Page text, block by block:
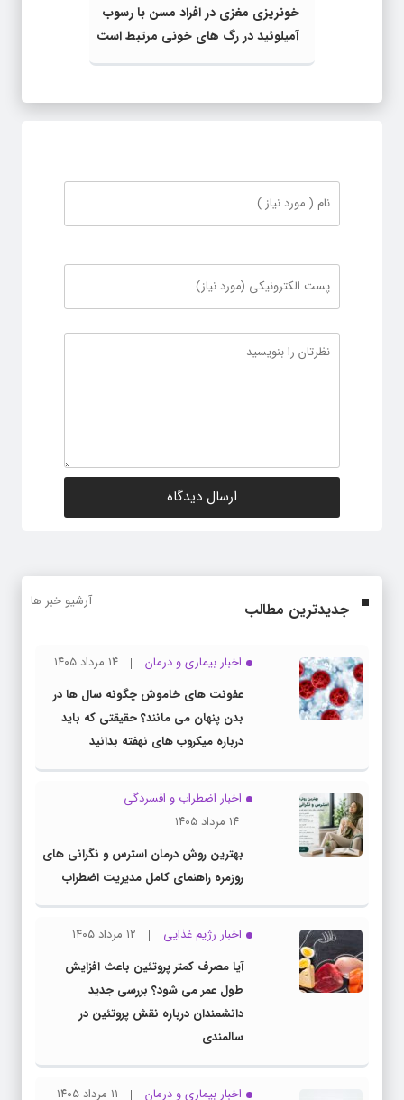
خونریزی مغزی در افراد مسن با رسوب
آمیلوئید در رگ های خونی مرتبط است
جدیدترین مطالب آرشیو خبر ها
اخبار بیماری و درمان
۱۴ مرداد ۱۴۰۵
عفونت های خاموش چگونه سال ها در
بدن پنهان می مانند؟ حقیقتی که باید
درباره میکروب های نهفته بدانید
اخبار اضطراب و افسردگی
۱۴ مرداد ۱۴۰۵
بهترین روش درمان استرس و نگرانی های
روزمره راهنمای کامل مدیریت اضطراب
اخبار رژیم غذایی
۱۲ مرداد ۱۴۰۵
آیا مصرف کمتر پروتئین باعث افزایش
طول عمر می شود؟ بررسی جدید
دانشمندان درباره نقش پروتئین در
سالمندی
اخبار بیماری و درمان
۱۱ مرداد ۱۴۰۵